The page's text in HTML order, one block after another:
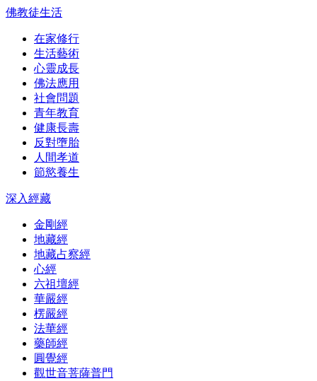
佛教徒生活
在家修行
生活藝術
心靈成長
佛法應用
社會問題
青年教育
健康長壽
反對墮胎
人間孝道
節慾養生
深入經藏
金剛經
地藏經
地藏占察經
心經
六祖壇經
華嚴經
楞嚴經
法華經
藥師經
圓覺經
觀世音菩薩普門